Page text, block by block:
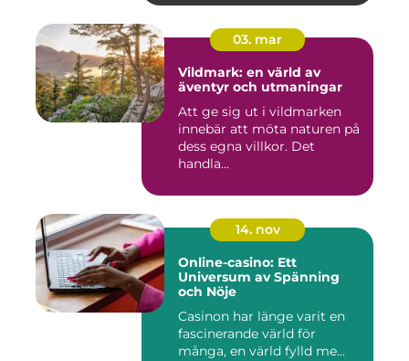
03. mar
Vildmark: en värld av
äventyr och utmaningar
Att ge sig ut i vildmarken
innebär att möta naturen på
dess egna villkor. Det
handla...
14. nov
Online-casino: Ett
Universum av Spänning
och Nöje
Casinon har länge varit en
fascinerande värld för
många, en värld fylld me...